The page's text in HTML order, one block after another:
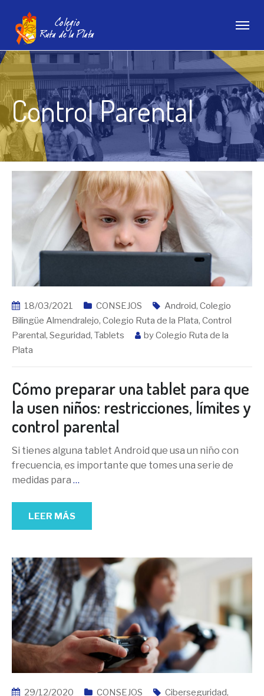
Control Parental
18/03/2021 CONSEJOS Android, Colegio
Bilingüe Almendralejo, Colegio Ruta de la Plata, Control
Parental, Seguridad, Tablets byColegio Ruta de la
Plata
Cómo preparar una tablet para que
la usen niños: restricciones, límites y
control parental
Si tienes alguna tablet Android que usa un niño con
frecuencia, es importante que tomes una serie de
medidas para …
LEER MÁS
29/12/2020 CONSEJOS Ciberseguridad,